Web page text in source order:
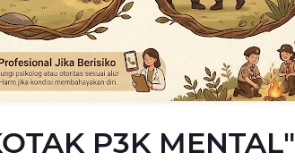
P3K MENTAL"